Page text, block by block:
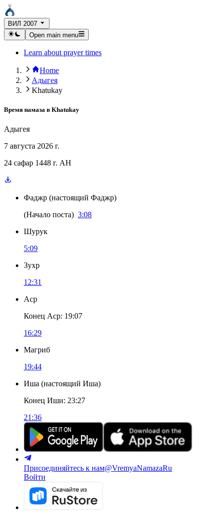
ВИЛ 2007
Open main menu
Learn about prayer times
Home
Адыгея
Khatukay
Время намаза в Khatukay
Адыгея
7 августа 2026 г.
24 сафар 1448 г. AH
Фаджр (настоящий Фаджр)
(Начало поста) 3:08
Шурук
5:09
Зухр
12:31
Аср
Конец Аср: 19:07
16:29
Магриб
19:44
Иша (настоящий Иша)
Конец Иши: 23:27
21:36
Присоединяйтесь к нам@VremyaNamazaRu
Войти